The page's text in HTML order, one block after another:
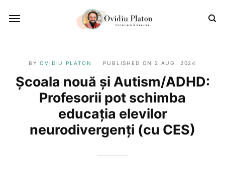
BYOVIDIU PLATON PUBLISHED ON 2 AUG. 2024
Școala nouă și Autism/ADHD:
Profesorii pot schimba
educația elevilor
neurodivergenți (cu CES)